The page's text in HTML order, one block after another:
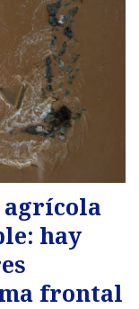
agrícola
hay
frontal